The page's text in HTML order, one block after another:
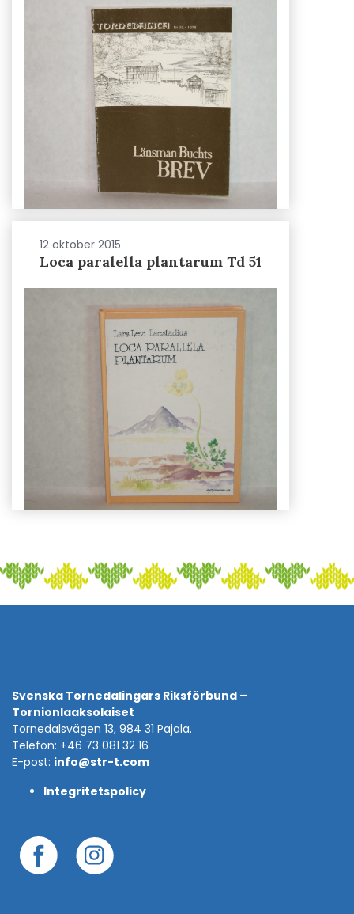
12 oktober 2015
Loca paralella plantarum Td 51
Svenska Tornedalingars Riksförbund –
Tornionlaaksolaiset
Tornedalsvägen 13, 984 31 Pajala.
Telefon: +46 73 081 32 16
E-post: info@str-t.com
Integritetspolicy